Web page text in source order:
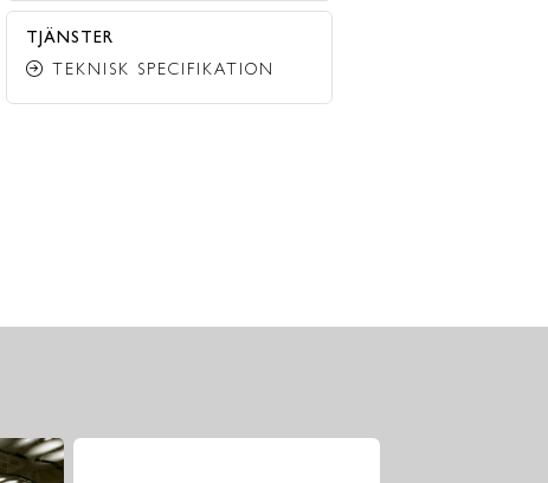
TJÄNSTER
TEKNISK SPECIFIKATION